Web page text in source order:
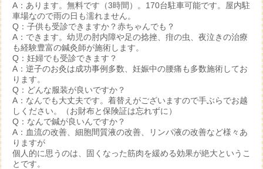
A：あります。無料です（3時間）。170台駐車可能です。屋内駐
車場なので雨の日も濡れません。
Q：子供も受診できますか？赤ちゃんでも？
A：できます。幼児の肘内障や足の捻挫、疳の虫、夜泣きの治療
も経験豊富の鍼灸師が施術します。
Q：妊婦でも受診できます？
A：逆子のお灸は成功事例多数、妊娠中の腰痛も多数施術してお
ります。
Q：どんな服装が良いですか？
A：なんでも大丈夫です。着替えがございますので手ぶらでお越
しください。（お財布と保険証は忘れずに）
Q：なんで鍼が良いんですか？
A：血流の改善、細胞間質液の改善、リンパ液の改善など様々あ
りますが
個人的に思うのは、固くなった筋肉を緩める効果が絶大というこ
とです。